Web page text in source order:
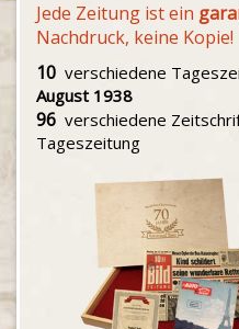
Jede Zeitung ist ein
Nachdruck, keine Kopie!
10 verschiedene
August 1938
96 verschiedene
Tageszeitung